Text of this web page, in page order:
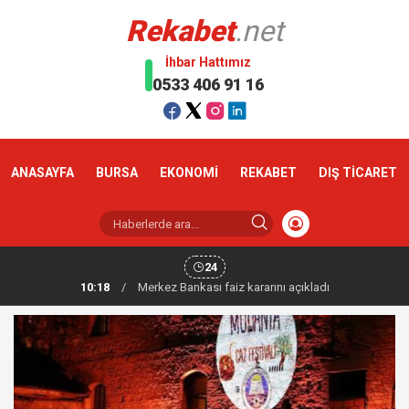
Rekabet.net
İhbar Hattımız
0533 406 91 16
ANASAYFA BURSA EKONOMİ REKABET DIŞ TİCARET
24
10:18
/ Altın haftaya yükselişle başladı